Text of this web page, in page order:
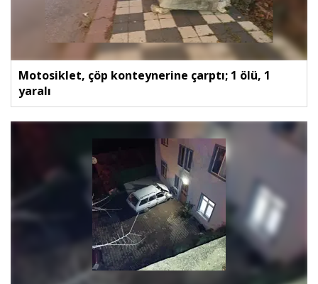
Motosiklet, çöp konteynerine çarptı; 1 ölü, 1
yaralı